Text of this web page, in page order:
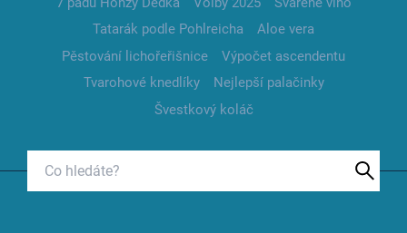
Tatarák podle Pohlreicha
Aloe vera
Pěstování lichořeřišnice
Výpočet ascendentu
Tvarohové knedlíky
Nejlepší palačinky
Švestkový koláč